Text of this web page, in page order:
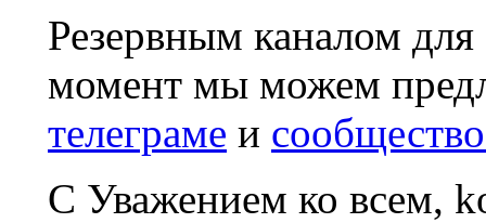
Резервным каналом
момент мы можем
телеграме и
С Уважением ко всем,